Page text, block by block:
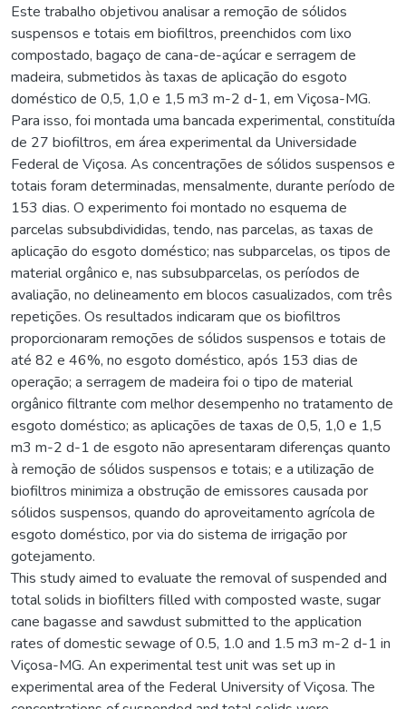
Este trabalho objetivou analisar a remoção de sólidos
suspensos e totais em biofiltros, preenchidos com lixo
compostado, bagaço de cana-de-açúcar e serragem de
madeira, submetidos às taxas de aplicação do esgoto
doméstico de 0,5, 1,0 e 1,5 m3 m-2 d-1, em Viçosa-MG.
Para isso, foi montada uma bancada experimental, constituída
de 27 biofiltros, em área experimental da Universidade
Federal de Viçosa. As concentrações de sólidos suspensos e
totais foram determinadas, mensalmente, durante período de
153 dias. O experimento foi montado no esquema de
parcelas subsubdivididas, tendo, nas parcelas, as taxas de
aplicação do esgoto doméstico; nas subparcelas, os tipos de
material orgânico e, nas subsubparcelas, os períodos de
avaliação, no delineamento em blocos casualizados, com três
repetições. Os resultados indicaram que os biofiltros
proporcionaram remoções de sólidos suspensos e totais de
até 82 e 46%, no esgoto doméstico, após 153 dias de
operação; a serragem de madeira foi o tipo de material
orgânico filtrante com melhor desempenho no tratamento de
esgoto doméstico; as aplicações de taxas de 0,5, 1,0 e 1,5
m3 m-2 d-1 de esgoto não apresentaram diferenças quanto
à remoção de sólidos suspensos e totais; e a utilização de
biofiltros minimiza a obstrução de emissores causada por
sólidos suspensos, quando do aproveitamento agrícola de
esgoto doméstico, por via do sistema de irrigação por
gotejamento.
This study aimed to evaluate the removal of suspended and
total solids in biofilters filled with composted waste, sugar
cane bagasse and sawdust submitted to the application
rates of domestic sewage of 0.5, 1.0 and 1.5 m3 m-2 d-1 in
Viçosa-MG. An experimental test unit was set up in
experimental area of the Federal University of Viçosa. The